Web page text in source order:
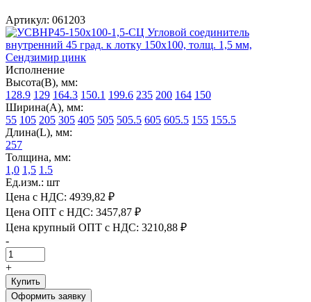
Артикул: 061203
Исполнение
Высота(В), мм:
128.9 129 164.3 150.1 199.6 235 200 164 150
Ширина(А), мм:
55 105 205 305 405 505 505.5 605 605.5 155 155.5
Длина(L), мм:
257
Толщина, мм:
1,0 1,5 1.5
Ед.изм.: шт
Цена с НДС: 4939,82 ₽
Цена ОПТ с НДС: 3457,87 ₽
Цена крупный ОПТ с НДС: 3210,88 ₽
-
+
Купить
Оформить заявку